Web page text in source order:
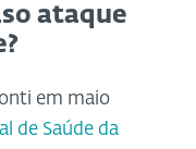
ataque
em maio
de Saúde da